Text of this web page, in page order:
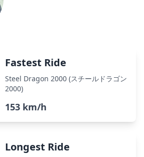
Fastest Ride
Steel Dragon 2000 (スチールドラゴン
2000)
153 km/h
Longest Ride